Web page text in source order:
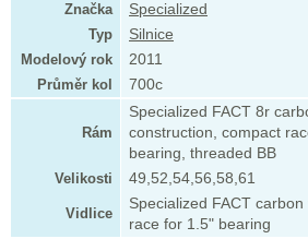
Značka
Specialized
Typ
Silnice
Modelový rok
2011
Průměr kol
700c
Rám
Specialized FACT 8r
construction, compact
bearing, threaded BB
Velikosti
49,52,54,56,58,61
Vidlice
Specialized FACT
race for 1.5" bearing